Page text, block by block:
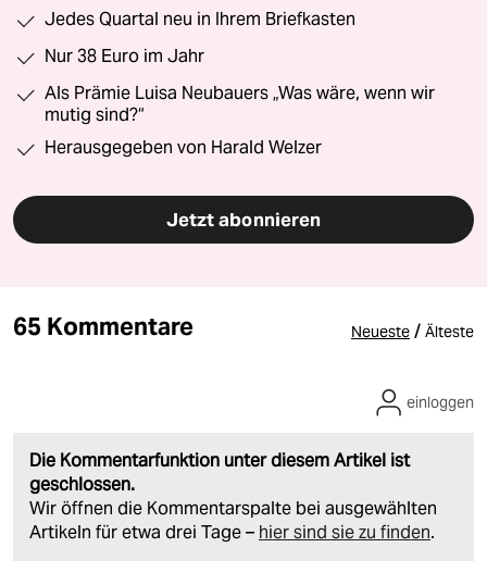
Jedes Quartal neu in Ihrem Briefkasten
Nur 38 Euro im Jahr
Als Prämie Luisa Neubauers „Was wäre, wenn wir
mutig sind?“
Herausgegeben von Harald Welzer
Jetzt abonnieren
65 Kommentare Neueste / Älteste
Die Kommentarfunktion unter diesem Artikel ist
geschlossen.
Wir öffnen die Kommentarspalte bei ausgewählten
Artikeln für etwa drei Tage – hier sind sie zu finden.
einloggen